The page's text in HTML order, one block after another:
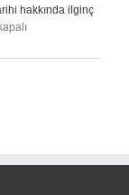
hakkında ilginç